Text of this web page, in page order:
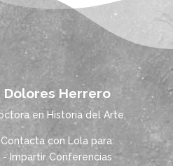
Dolores Herrero
en Historia del Arte
Contacta con Lola para:
- Impartir Conferencias